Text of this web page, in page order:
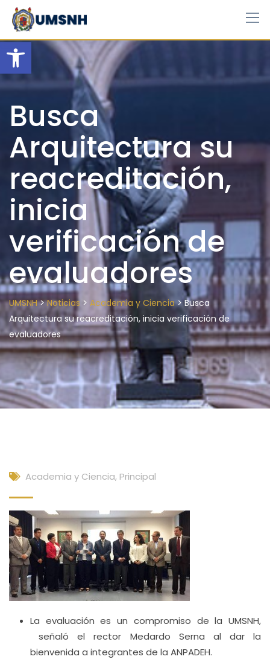
Open toolbar
Skip
content
Busca
Arquitectura su
reacreditación,
inicia
verificación de
evaluadores
UMSNH>Noticias > Academia y Ciencia>Busca
Arquitectura su reacreditación, inicia verificación de
evaluadores
Academia y Ciencia, Principal
La evaluación es un compromiso de la UMSNH,
señaló el rector Medardo Serna al dar la
bienvenida a integrantes de la ANPADEH.